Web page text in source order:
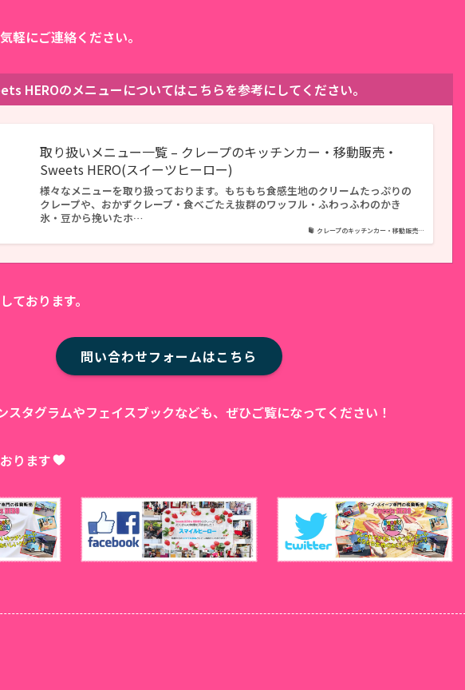
軽にご連絡ください。
HEROのメニューについてはこちらを参考にしてください。
クレープのキッチンカー・移動販売…
取り扱いメニュー一覧 – クレープのキッチンカー・移動販売・
Sweets HERO(スイーツヒーロー)
様々なメニューを取り扱っております。もちもち食感生地のクリームたっぷりの
クレープや、おかずクレープ・食べごたえ抜群のワッフル・ふわっふわのかき
氷・豆から挽いたホ…
ております。
問い合わせフォームはこちら
タグラムやフェイスブックなども、ぜひご覧になってください！
ります